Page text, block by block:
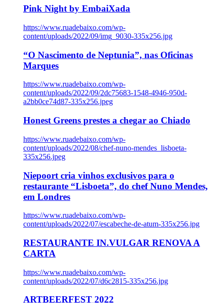
Pink Night by EmbaiXada
https://www.ruadebaixo.com/wp-
content/uploads/2022/09/img_9030-335x256.jpg
“O Nascimento de Neptunia”, nas Oficinas
Marques
https://www.ruadebaixo.com/wp-
content/uploads/2022/09/2dc75683-1548-4946-950d-
a2bb0ce74d87-335x256.jpeg
Honest Greens prestes a chegar ao Chiado
https://www.ruadebaixo.com/wp-
content/uploads/2022/08/chef-nuno-mendes_lisboeta-
335x256.jpeg
Niepoort cria vinhos exclusivos para o
restaurante “Lisboeta”, do chef Nuno Mendes,
em Londres
https://www.ruadebaixo.com/wp-
content/uploads/2022/07/escabeche-de-atum-335x256.jpg
RESTAURANTE IN.VULGAR RENOVA A
CARTA
https://www.ruadebaixo.com/wp-
content/uploads/2022/07/d6c2815-335x256.jpg
ARTBEERFEST 2022